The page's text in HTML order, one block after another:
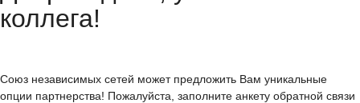
коллега!
Союз независимых сетей может предложить Вам уникальные
опции партнерства! Пожалуйста, заполните анкету обратной связи